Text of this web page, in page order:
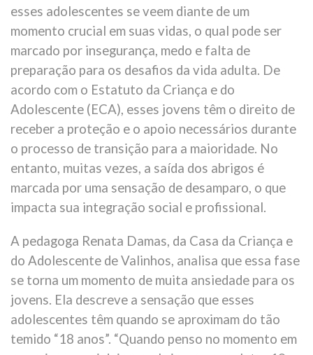
esses adolescentes se veem diante de um
momento crucial em suas vidas, o qual pode ser
marcado por insegurança, medo e falta de
preparação para os desafios da vida adulta. De
acordo com o Estatuto da Criança e do
Adolescente (ECA), esses jovens têm o direito de
receber a proteção e o apoio necessários durante
o processo de transição para a maioridade. No
entanto, muitas vezes, a saída dos abrigos é
marcada por uma sensação de desamparo, o que
impacta sua integração social e profissional.
A pedagoga Renata Damas, da Casa da Criança e
do Adolescente de Valinhos, analisa que essa fase
se torna um momento de muita ansiedade para os
jovens. Ela descreve a sensação que esses
adolescentes têm quando se aproximam do tão
temido “18 anos”. “Quando penso no momento em